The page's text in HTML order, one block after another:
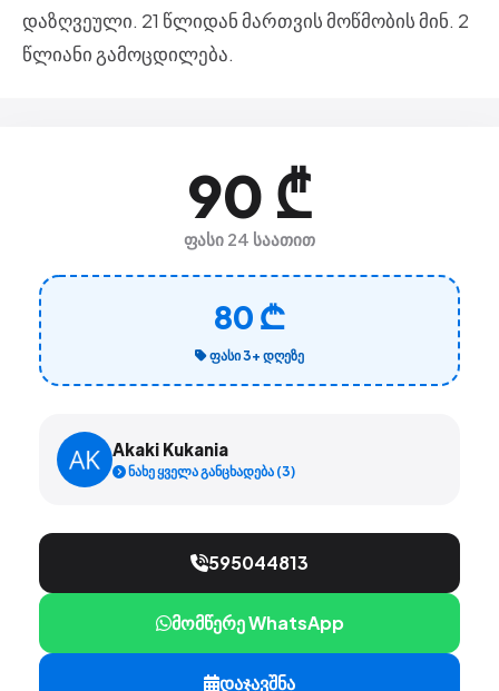
დაზღვეული. 21 წლიდან მართვის მოწმობის მინ. 2
წლიანი გამოცდილება.
90 ₾
ფასი 24 საათით
80 ₾
ᲤᲐᲡᲘ 3+ ᲓᲦᲔᲖᲔ
Akaki Kukania
ნახე ყველა განცხადება (3)
595044813
მომწერე WhatsApp
დაჯავშნა